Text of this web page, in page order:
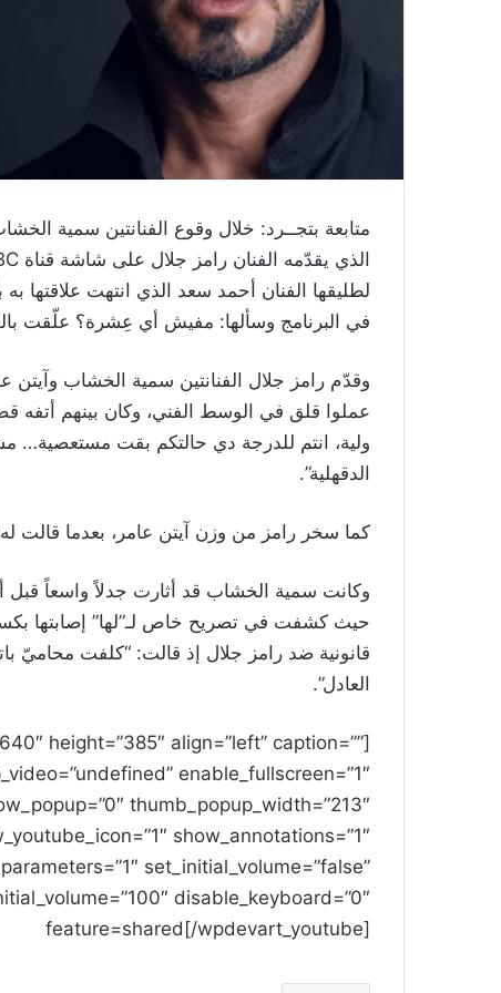
متابعة بتجــرد: خلال وقوع الفنانتين سمية
لطليقها الفنان أحمد سعد الذي انتهت علاقتها
في البرنامج وسألها: مفيش أي عِشرة؟ علّقت
وقدّم رامز جلال الفنانتين سمية الخشاب وآيتن
عملوا قلق في الوسط الفني، وكان بينهم أتفه
ولية، انتم للدرجة دي حالتكم بقت مستعصية…
الدقهلية”.
كما سخر رامز من وزن آيتن عامر، بعدما قالت
وكانت سمية الخشاب قد أثارت جدلاً واسعاً قبل
حيث كشفت في تصريح خاص لـ”لها” إصابتها
قانونية ضد رامز جلال إذ قالت: “كلفت محاميّ
العادل”.
height=”385″ align=”left” caption=””
enable_fullscreen=”1″
thumb_popup_width=”213″
show_annotations=”1″
set_initial_volume=”false”
feature=shared[/wpdevart_youtube]